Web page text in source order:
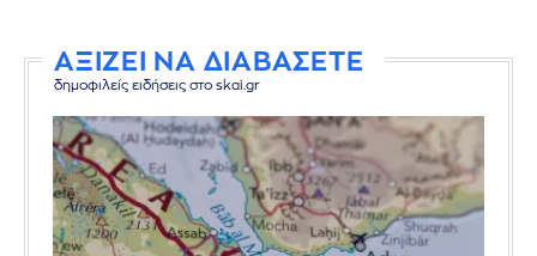
ΑΞΙΖΕΙ ΝΑ ΔΙΑΒΑΣΕΤΕ
δημοφιλείς ειδήσεις στο skai.gr